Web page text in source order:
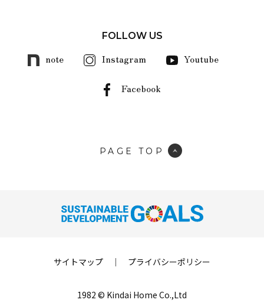
FOLLOW US
note Instagram Youtube
Facebook
PAGE TOP
サイトマップ ｜ プライバシーポリシー
1982 © Kindai Home Co.,Ltd